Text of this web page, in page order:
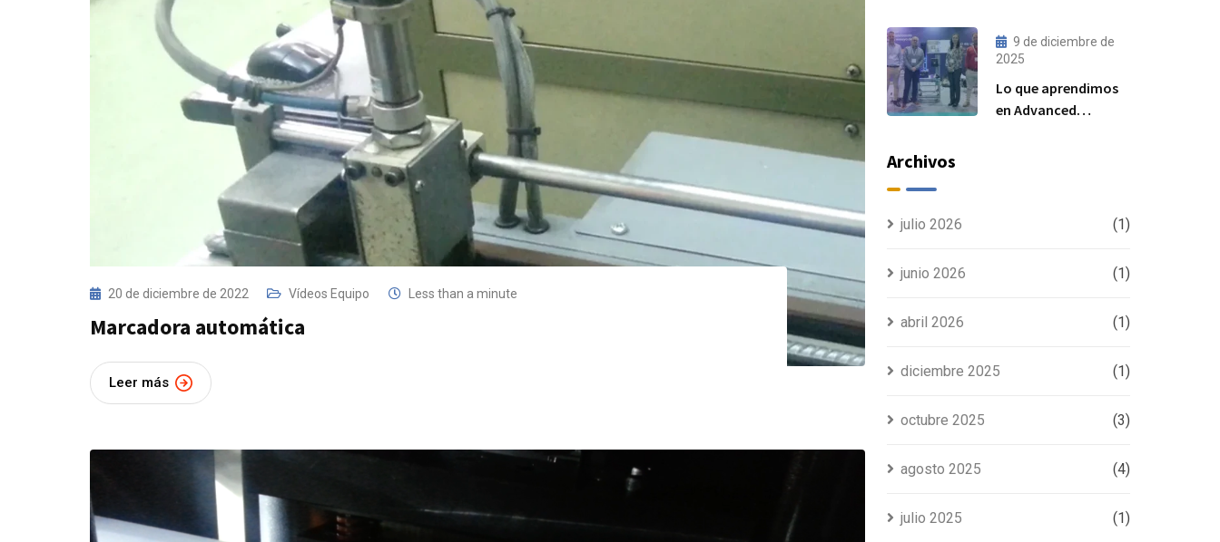
20 de diciembre de 2022 Vídeos Equipo Less than a minute
Marcadora automática
Leer más
ensayos de
materiales y
tesis
9 de diciembre de
2025
Lo que aprendimos
en Advanced
Archivos
julio 2026 (1)
junio 2026 (1)
abril 2026 (1)
diciembre 2025 (1)
octubre 2025 (3)
agosto 2025 (4)
julio 2025 (1)